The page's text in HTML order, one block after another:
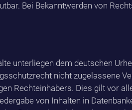
Bei Bekanntwerden von
unterliegen dem deutschen
nicht zugelassene
Rechteinhabers. Dies gilt vor
von Inhalten in